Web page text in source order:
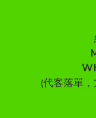
(代客落單